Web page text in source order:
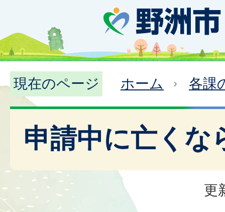
現在のページ ホーム 各課
申請中に亡くな
更